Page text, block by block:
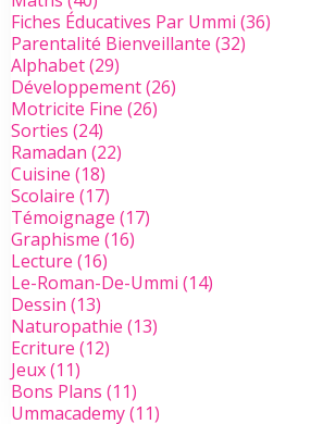
Fiches Éducatives Par Ummi (36)
Parentalité Bienveillante (32)
Alphabet(29)
Développement(26)
Motricite Fine (26)
Sorties (24)
Ramadan (22)
Cuisine (18)
Scolaire (17)
Témoignage (17)
Graphisme (16)
Lecture (16)
Le-Roman-De-Ummi (14)
Dessin (13)
Naturopathie (13)
Ecriture (12)
Jeux(11)
Bons Plans (11)
Ummacademy(11)